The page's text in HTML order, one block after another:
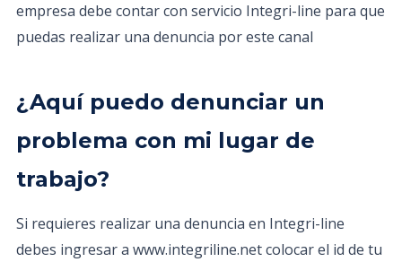
empresa debe contar con servicio Integri-line para que
puedas realizar una denuncia por este canal
¿Aquí puedo denunciar un
problema con mi lugar de
trabajo?
Si requieres realizar una denuncia en Integri-line
debes ingresar a www.integriline.net colocar el id de tu